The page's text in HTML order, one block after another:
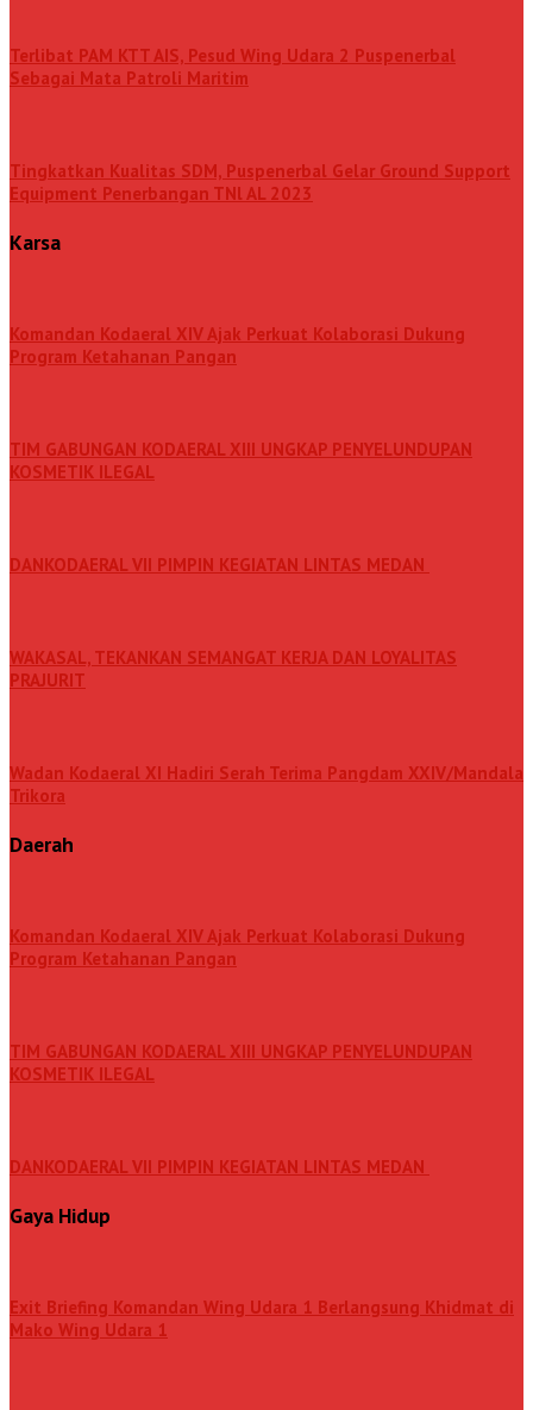
Terlibat PAM KTT AIS, Pesud Wing Udara 2 Puspenerbal
Sebagai Mata Patroli Maritim
Tingkatkan Kualitas SDM, Puspenerbal Gelar Ground Support
Equipment Penerbangan TNl AL 2023
Karsa
Komandan Kodaeral XIV Ajak Perkuat Kolaborasi Dukung
Program Ketahanan Pangan
TIM GABUNGAN KODAERAL XIII UNGKAP PENYELUNDUPAN
KOSMETIK ILEGAL
DANKODAERAL VII PIMPIN KEGIATAN LINTAS MEDAN
WAKASAL, TEKANKAN SEMANGAT KERJA DAN LOYALITAS
PRAJURIT
Wadan Kodaeral XI Hadiri Serah Terima Pangdam XXIV/Mandala
Trikora
Daerah
Komandan Kodaeral XIV Ajak Perkuat Kolaborasi Dukung
Program Ketahanan Pangan
TIM GABUNGAN KODAERAL XIII UNGKAP PENYELUNDUPAN
KOSMETIK ILEGAL
DANKODAERAL VII PIMPIN KEGIATAN LINTAS MEDAN
Gaya Hidup
Exit Briefing Komandan Wing Udara 1 Berlangsung Khidmat di
Mako Wing Udara 1